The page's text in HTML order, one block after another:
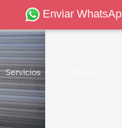
Enviar
Servicios